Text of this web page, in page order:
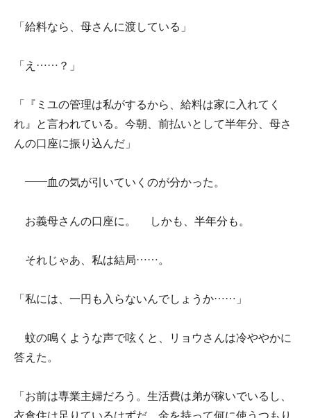
「給料なら、母さんに渡している」
「え……？」
「『ミユの管理は私がするから、給料は家に入れてく
れ』と言われている。今朝、前払いとして半年分、母さ
んの口座に振り込んだ」
――血の気が引いていくのが分かった。
お義母さんの口座に。 しかも、半年分も。
それじゃあ、私は結局……。
「私には、一円も入らないんでしょうか……」
蚊の鳴くような声で呟くと、リョウさんは冷ややかに
答えた。
「お前は専業主婦だろう。生活費は弟が稼いでいるし、
衣食住は足りているはずだ。金を持って何に使うつもり